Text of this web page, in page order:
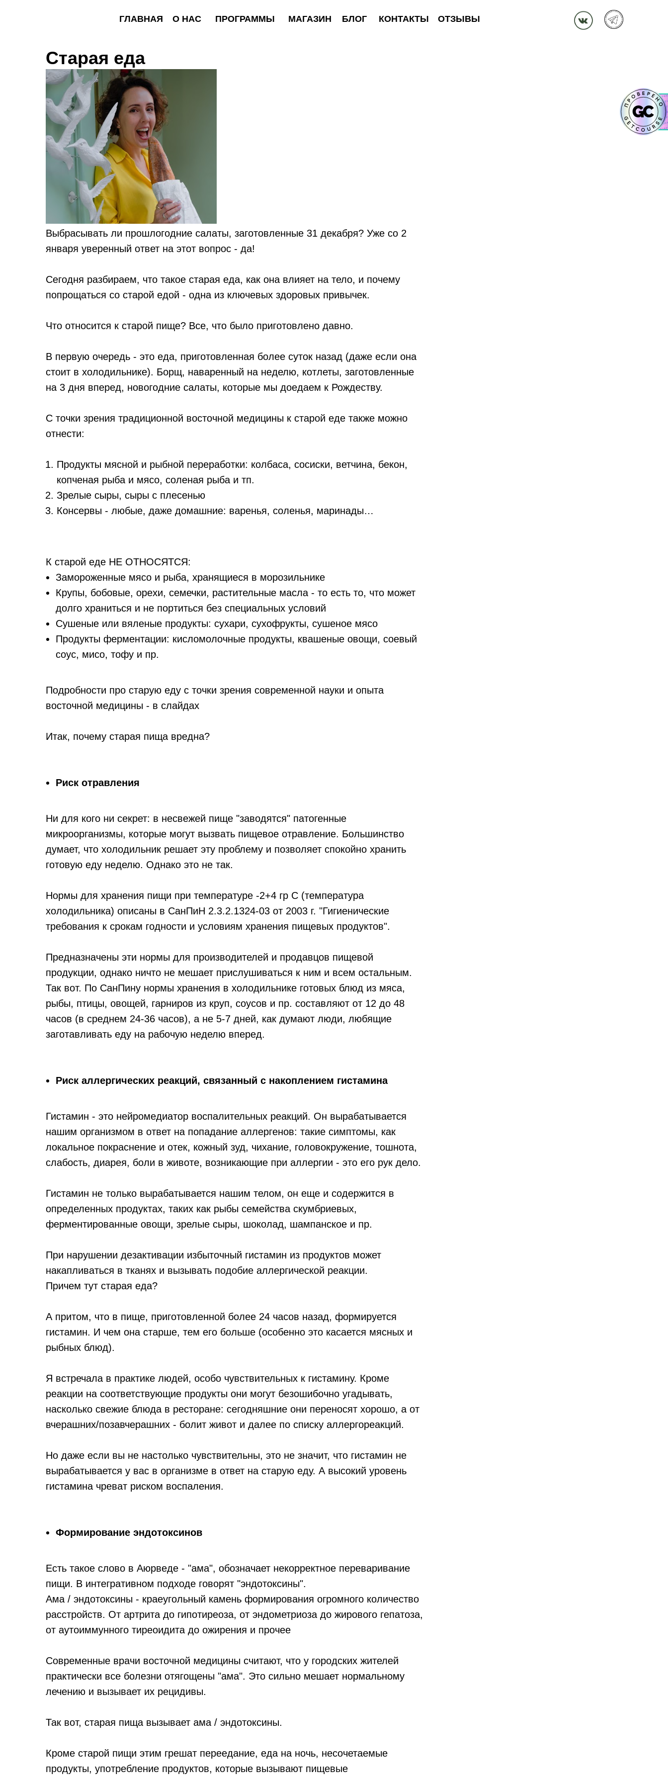
О НАС
ГЛАВНАЯ ПРОГРАММЫ КОНТАКТЫ ОТЗЫВЫ
БЛОГ
МАГАЗИН
Старая еда
Выбрасывать ли прошлогодние салаты, заготовленные 31 декабря? Уже со 2
января уверенный ответ на этот вопрос - да!
Сегодня разбираем, что такое старая еда, как она влияет на тело, и почему
попрощаться со старой едой - одна из ключевых здоровых привычек.
Что относится к старой пище? Все, что было приготовлено давно.
В первую очередь - это еда, приготовленная более суток назад (даже если она
стоит в холодильнике). Борщ, наваренный на неделю, котлеты, заготовленные
на 3 дня вперед, новогодние салаты, которые мы доедаем к Рождеству.
С точки зрения традиционной восточной медицины к старой еде также можно
отнести:
Продукты мясной и рыбной переработки: колбаса, сосиски, ветчина, бекон,
копченая рыба и мясо, соленая рыба и тп.
Зрелые сыры, сыры с плесенью
Консервы - любые, даже домашние: варенья, соленья, маринады…
К старой еде НЕ ОТНОСЯТСЯ:
Замороженные мясо и рыба, хранящиеся в морозильнике
Крупы, бобовые, орехи, семечки, растительные масла - то есть то, что может
долго храниться и не портиться без специальных условий
Сушеные или вяленые продукты: сухари, сухофрукты, сушеное мясо
Продукты ферментации: кисломолочные продукты, квашеные овощи, соевый
соус, мисо, тофу и пр.
Подробности про старую еду с точки зрения современной науки и опыта
восточной медицины - в слайдах
Итак, почему старая пища вредна?
Риск отравления
Ни для кого ни секрет: в несвежей пище "заводятся" патогенные
микроорганизмы, которые могут вызвать пищевое отравление. Большинство
думает, что холодильник решает эту проблему и позволяет спокойно хранить
готовую еду неделю. Однако это не так.
Нормы для хранения пищи при температуре -2+4 гр С (температура
холодильника) описаны в СанПиН 2.3.2.1324-03 от 2003 г. "Гигиенические
требования к срокам годности и условиям хранения пищевых продуктов".
Предназначены эти нормы для производителей и продавцов пищевой
продукции, однако ничто не мешает прислушиваться к ним и всем остальным.
Так вот. По СанПину нормы хранения в холодильнике готовых блюд из мяса,
рыбы, птицы, овощей, гарниров из круп, соусов и пр. составляют от 12 до 48
часов (в среднем 24-36 часов), а не 5-7 дней, как думают люди, любящие
заготавливать еду на рабочую неделю вперед.
Риск аллергических реакций, связанный с накоплением гистамина
Гистамин - это нейромедиатор воспалительных реакций. Он вырабатывается
нашим организмом в ответ на попадание аллергенов: такие симптомы, как
локальное покраснение и отек, кожный зуд, чихание, головокружение, тошнота,
слабость, диарея, боли в животе, возникающие при аллергии - это его рук дело.
Гистамин не только вырабатывается нашим телом, он еще и содержится в
определенных продуктах, таких как рыбы семейства скумбриевых,
ферментированные овощи, зрелые сыры, шоколад, шампанское и пр.
При нарушении дезактивации избыточный гистамин из продуктов может
накапливаться в тканях и вызывать подобие аллергической реакции.
Причем тут старая еда?
А притом, что в пище, приготовленной более 24 часов назад, формируется
гистамин. И чем она старше, тем его больше (особенно это касается мясных и
рыбных блюд).
Я встречала в практике людей, особо чувствительных к гистамину. Кроме
реакции на соответствующие продукты они могут безошибочно угадывать,
насколько свежие блюда в ресторане: сегодняшние они переносят хорошо, а от
вчерашних/позавчерашних - болит живот и далее по списку аллергореакций.
Но даже если вы не настолько чувствительны, это не значит, что гистамин не
вырабатывается у вас в организме в ответ на старую еду. А высокий уровень
гистамина чреват риском воспаления.
Формирование эндотоксинов
Есть такое слово в Аюрведе - "ама", обозначает некорректное переваривание
пищи. В интегративном подходе говорят "эндотоксины".
Ама / эндотоксины - краеугольный камень формирования огромного количество
расстройств. От артрита до гипотиреоза, от эндометриоза до жирового гепатоза,
от аутоиммунного тиреоидита до ожирения и прочее
Современные врачи восточной медицины считают, что у городских жителей
практически все болезни отягощены "ама". Это сильно мешает нормальному
лечению и вызывает их рецидивы.
Так вот, старая пища вызывает ама / эндотоксины.
Кроме старой пищи этим грешат переедание, еда на ночь, несочетаемые
продукты, употребление продуктов, которые вызывают пищевые